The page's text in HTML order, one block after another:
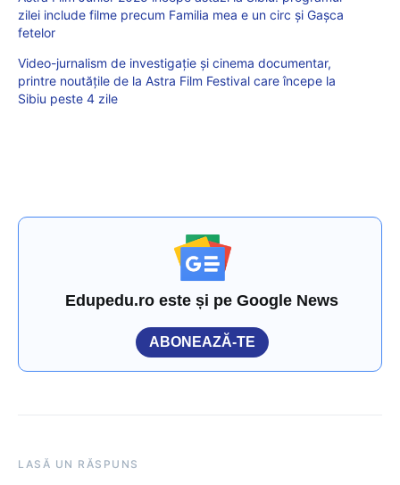
zilei include filme precum Familia mea e un circ și Gașca
fetelor
Video-jurnalism de investigație și cinema documentar,
printre noutățile de la Astra Film Festival care începe la
Sibiu peste 4 zile
Edupedu.ro este și pe Google News
ABONEAZĂ-TE
LASĂ UN RĂSPUNS